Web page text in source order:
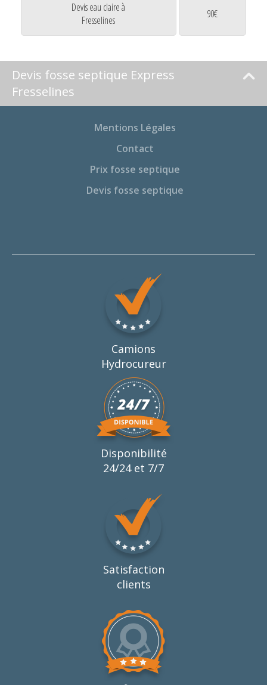
Devis eau claire à
Fresselines
90€
Devis fosse septique Express
Fresselines
Mentions Légales
Contact
Prix fosse septique
Devis fosse septique
Camions
Hydrocureur
Disponibilité
24/24 et 7/7
Satisfaction
clients